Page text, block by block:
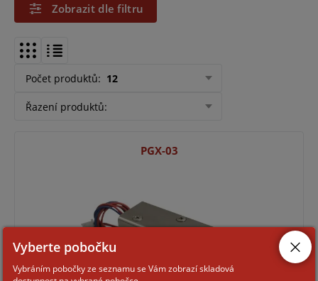
Zobrazit dle filtru
Počet produktů: 12
Řazení produktů:
PGX-03
Vyberte pobočku
Vybráním pobočky ze seznamu se Vám zobrazí skladová